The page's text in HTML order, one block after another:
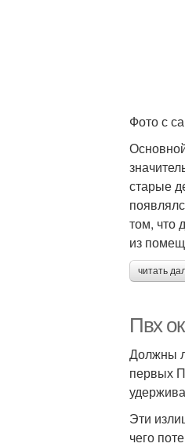
Фото с
старые
том, что
из
читать
Пвх
Должны
первых
Эти
чего